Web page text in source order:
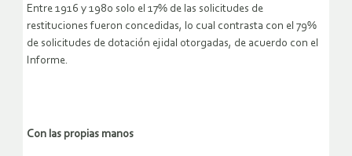
Entre 1916 y 1980 solo el 17% de las solicitudes de
restituciones fueron concedidas, lo cual contrasta con el 79%
de solicitudes de dotación ejidal otorgadas, de acuerdo con el
Informe.
Con las propias manos